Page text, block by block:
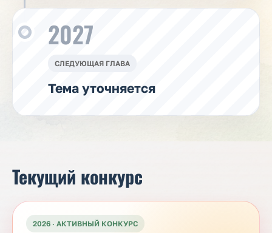
2027
СЛЕДУЮЩАЯ ГЛАВА
Тема уточняется
Текущий конкурс
2026 · АКТИВНЫЙ КОНКУРС